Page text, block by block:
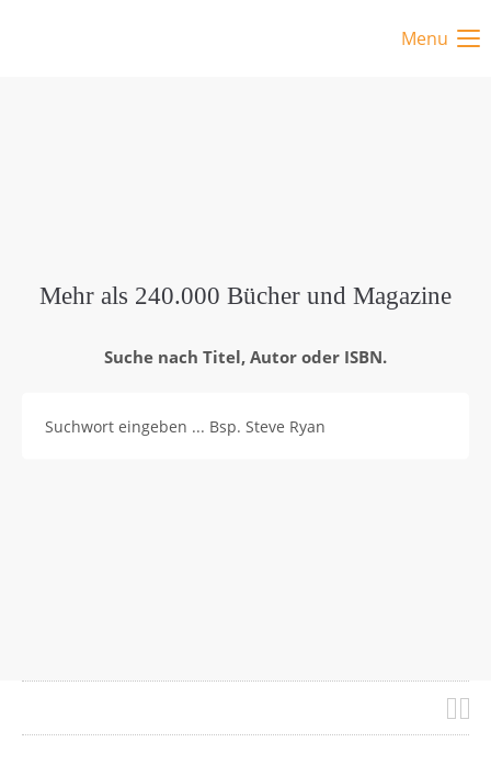
Menu
Mehr als 240.000 Bücher und Magazine
Suche nach Titel, Autor oder ISBN.